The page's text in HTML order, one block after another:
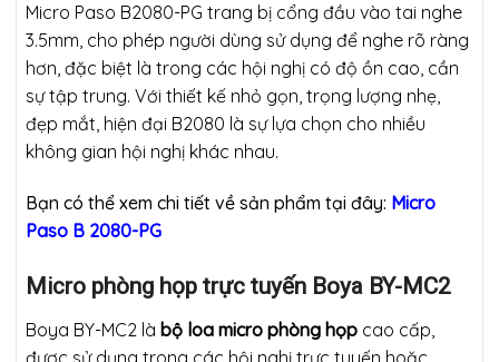
Micro Paso B2080-PG trang bị cổng đầu vào tai nghe
3.5mm, cho phép người dùng sử dụng để nghe rõ ràng
hơn, đặc biệt là trong các hội nghị có độ ồn cao, cần
sự tập trung. Với thiết kế nhỏ gọn, trọng lượng nhẹ,
đẹp mắt, hiện đại B2080 là sự lựa chọn cho nhiều
không gian hội nghị khác nhau.
Bạn có thể xem chi tiết về sản phẩm tại đây: Micro
Paso B 2080-PG
Micro phòng họp trực tuyến Boya BY-MC2
Boya BY-MC2 là bộ loa micro phòng họp cao cấp,